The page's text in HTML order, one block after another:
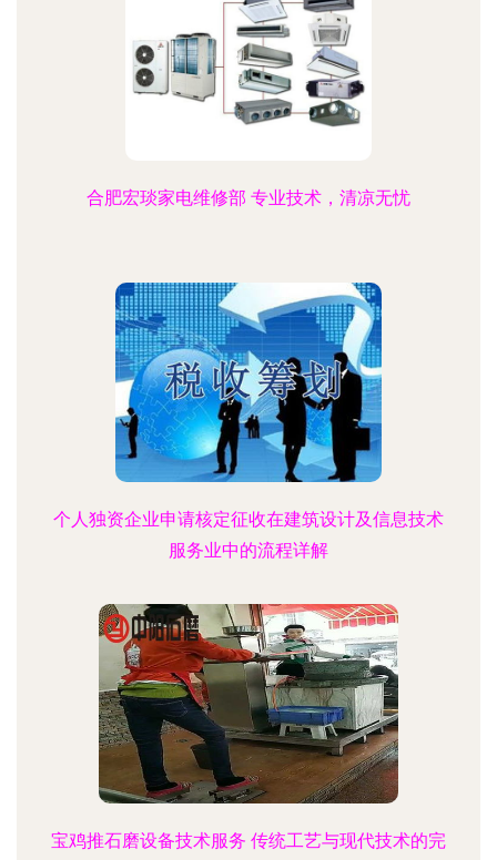
合肥宏琰家电维修部 专业技术，清凉无忧
个人独资企业申请核定征收在建筑设计及信息技术
服务业中的流程详解
宝鸡推石磨设备技术服务 传统工艺与现代技术的完